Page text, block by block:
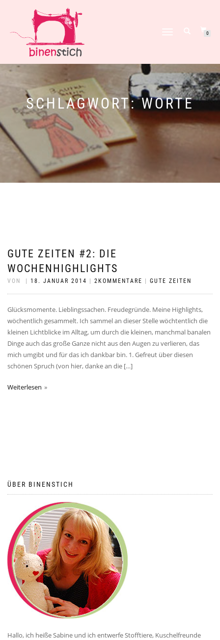
0
SCHLAGWORT:WORTE
GUTE ZEITEN #2: DIE
WOCHENHIGHLIGHTS
VON 18. JANUAR 2014 2KOMMENTARE GUTE ZEITEN
Glücksmomente. Lieblingssachen. Freudegründe. Meine Highlights,
wöchentlich gesammelt. Ich sammel an dieser Stelle wöchtentlich die
kleinen Lichtblicke im Alltag, um durch die kleinen, manchmal banalen
Dinge auch das große Ganze nicht aus den Augen zu verlieren, das
mich umgibt und für das ich dankbar bin. 1. Gefreut über diesen
schönen Spruch (von hier, danke an die […]
Weiterlesen
ÜBER BINENSTICH
Hallo, ich heiße Sabine und ich entwerfe Stofftiere, Kuschelfreunde